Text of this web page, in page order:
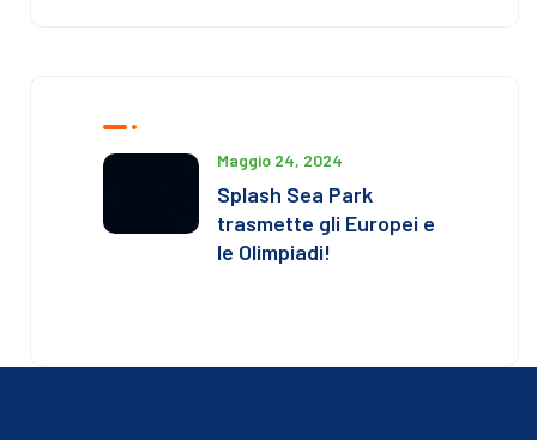
Maggio 24, 2024
Splash Sea Park
trasmette gli Europei e
le Olimpiadi!